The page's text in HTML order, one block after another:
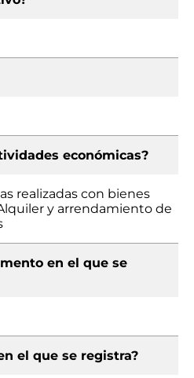
económicas?
realizadas con bienes
y arrendamiento de
en el que se
el que se registra?